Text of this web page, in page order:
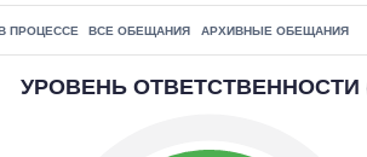
ПРОЦЕССЕ ВСЕ ОБЕЩАНИЯ АРХИВНЫЕ ОБЕЩАНИЯ
УРОВЕНЬ ОТВЕТСТВЕННОСТИ